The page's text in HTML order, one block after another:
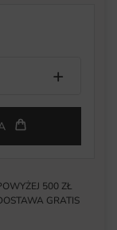
500 ZŁ
GRATIS